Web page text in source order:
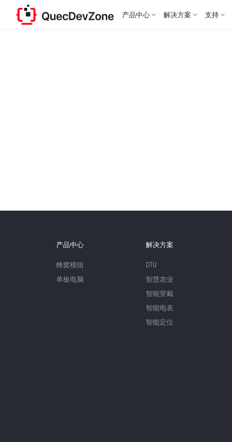
产品中心 解决方案 支持
产品中心
蜂窝模组
单板电脑
解决方案
DTU
智慧农业
智能穿戴
智能电表
智能定位